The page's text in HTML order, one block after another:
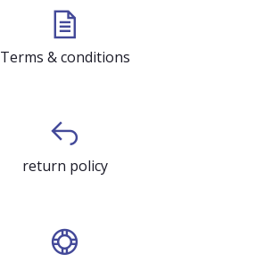
Terms & conditions
return policy